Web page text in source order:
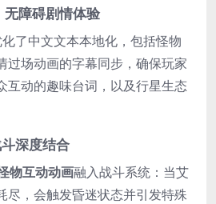
障碍剧情体验
了中文文本本地化，包括怪物
过场动画的字幕同步，确保玩家
互动的趣味台词，以及行星生态
深度结合
物互动动画融入战斗系统：当艾
尽，会触发昏迷状态并引发特殊